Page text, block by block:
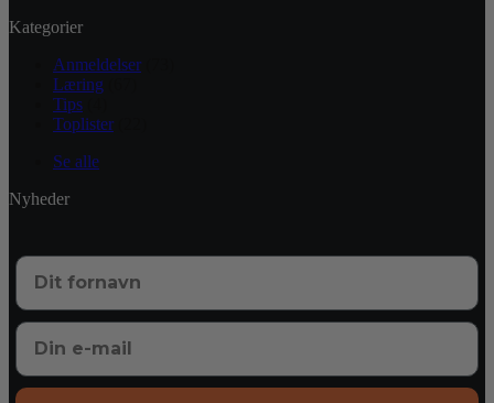
Kategorier
Anmeldelser
Læring
Tips
Toplister
Se alle
Nyheder